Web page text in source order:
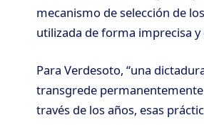
mecanismo de selección de
utilizada de forma imprecisa y
Para Verdesoto, “una
transgrede permanentemente
través de los años, esas